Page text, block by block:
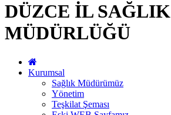
DÜZCE İL SAĞLIK
MÜDÜRLÜĞÜ
Kurumsal
Sağlık Müdürümüz
Yönetim
Teşkilat Şeması